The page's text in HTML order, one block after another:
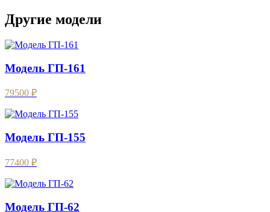
Другие модели
Модель ГП-161
79500 ₽
Модель ГП-155
77400 ₽
Модель ГП-62